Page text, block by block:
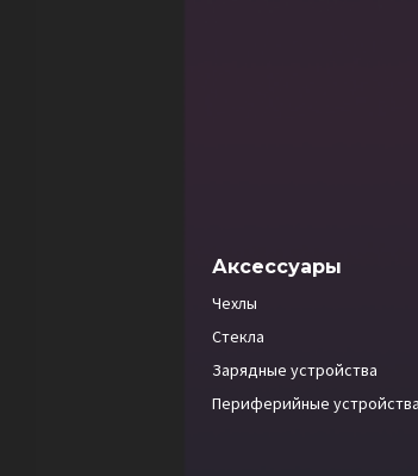
Аксессуары
Чехлы
Стекла
Зарядные устройства
Периферийные устройства